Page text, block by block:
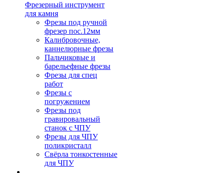
Фрезерный инструмент
для камня
Фрезы под ручной
фрезер пос.12мм
Калибровочные,
каннелюрные фрезы
Пальчиковые и
барельефные фрезы
Фрезы для спец
работ
Фрезы с
погружением
Фрезы под
гравировальный
станок с ЧПУ
Фрезы для ЧПУ
поликристалл
Свёрла тонкостенные
для ЧПУ